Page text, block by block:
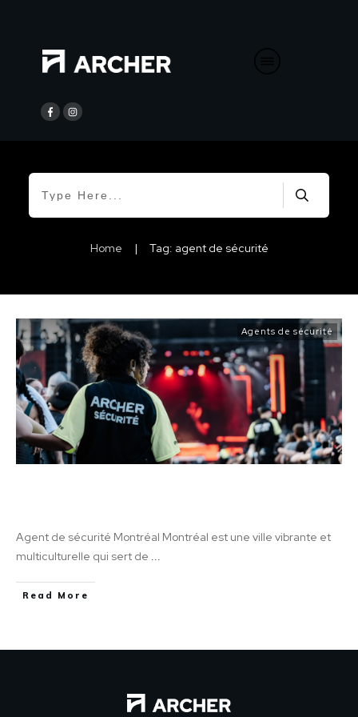
Home | Tag: agent de sécurité
Agents de sécurité
Agent de sécurité Montréal Montréal est une ville vibrante et
multiculturelle qui sert de ...
Read More